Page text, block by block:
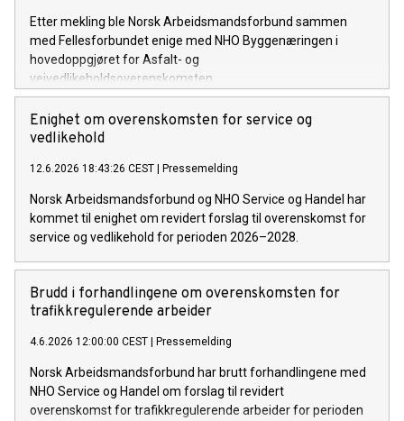
Etter mekling ble Norsk Arbeidsmandsforbund sammen
med Fellesforbundet enige med NHO Byggenæringen i
hovedoppgjøret for Asfalt- og
veivedlikeholdsoverenskomsten.
Enighet om overenskomsten for service og
vedlikehold
12.6.2026 18:43:26 CEST Pressemelding
Norsk Arbeidsmandsforbund og NHO Service og Handel har
kommet til enighet om revidert forslag til overenskomst for
service og vedlikehold for perioden 2026–2028.
Brudd i forhandlingene om overenskomsten for
trafikkregulerende arbeider
4.6.2026 12:00:00 CEST Pressemelding
Norsk Arbeidsmandsforbund har brutt forhandlingene med
NHO Service og Handel om forslag til revidert
overenskomst for trafikkregulerende arbeider for perioden